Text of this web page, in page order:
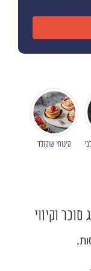
קינוחי שוקולד
סוכר וקיווי